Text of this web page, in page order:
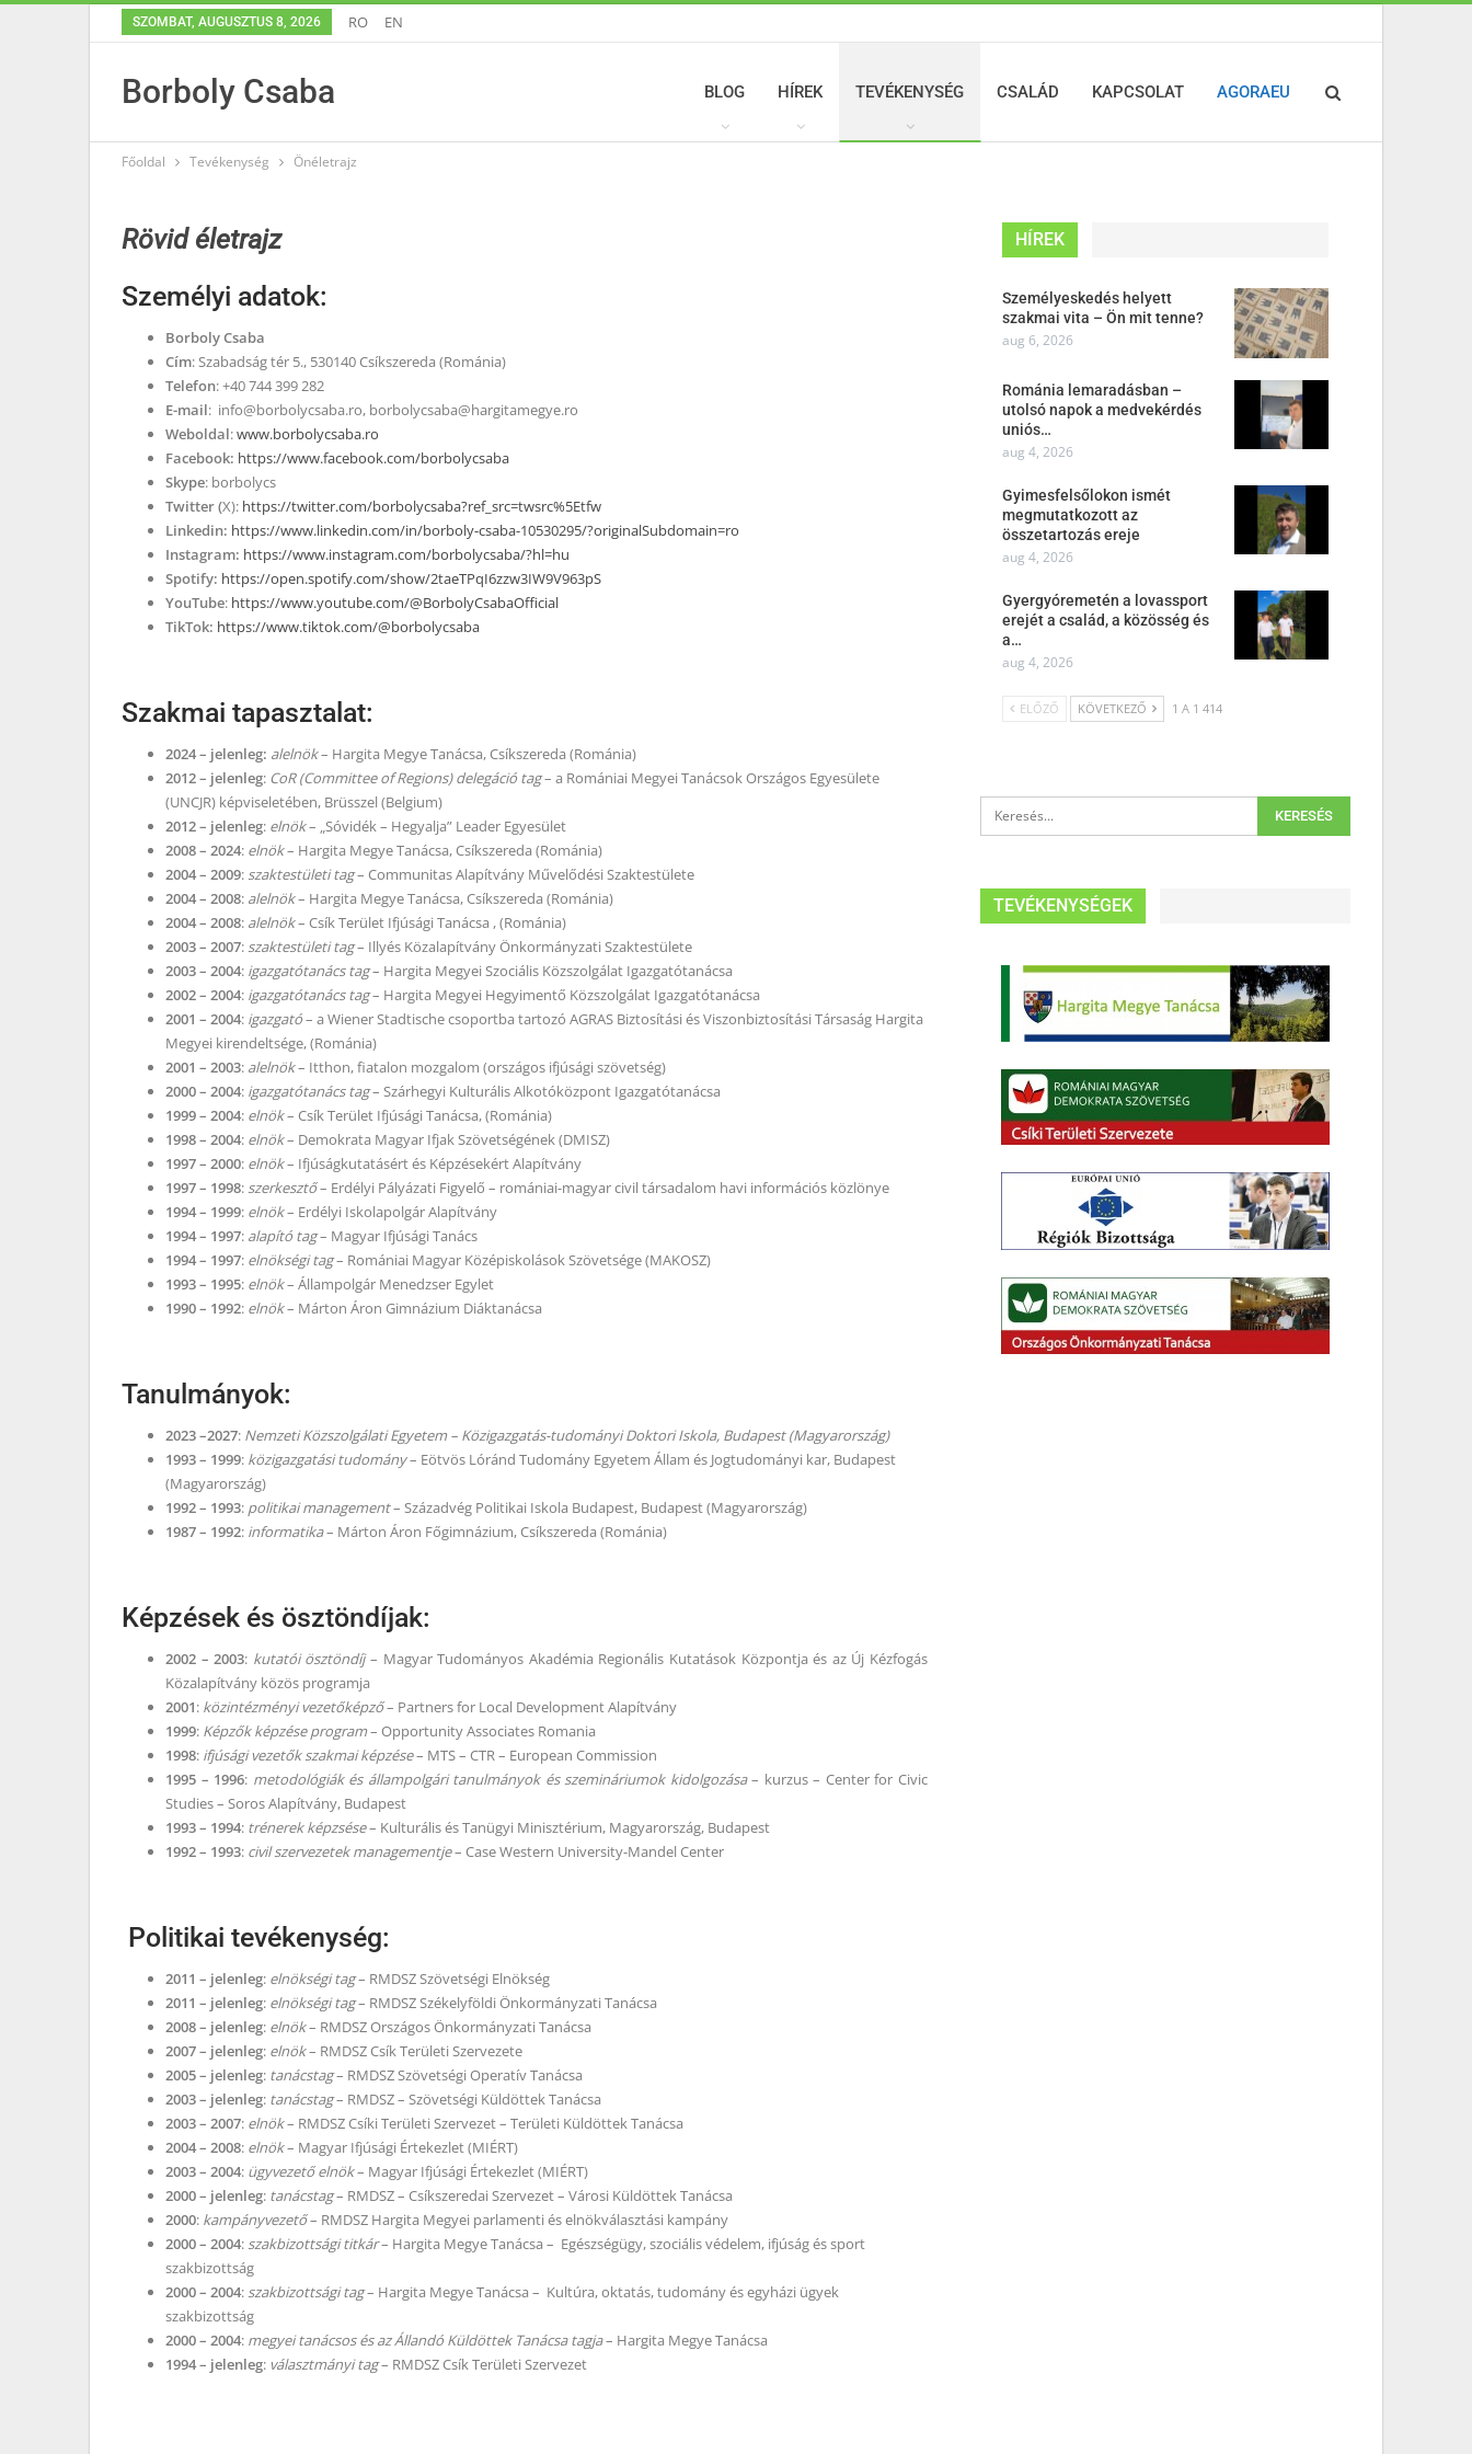
SZOMBAT, AUGUSZTUS 8, 2026 RO EN
Borboly Csaba BLOG HÍREK TEVÉKENYSÉG CSALÁD KAPCSOLAT AGORAEU
Főoldal Tevékenység Önéletrajz
Rövid életrajz
Személyi adatok:
Borboly Csaba
Cím: Szabadság tér 5., 530140 Csíkszereda (Románia)
Telefon: +40 744 399 282
E-mail: info@borbolycsaba.ro, borbolycsaba@hargitamegye.ro
Weboldal:www.borbolycsaba.ro
Facebook: https://www.facebook.com/borbolycsaba
Skype: borbolycs
Twitter (X): https://twitter.com/borbolycsaba?ref_src=twsrc%5Etfw
Linkedin: https://www.linkedin.com/in/borboly-csaba-10530295/?originalSubdomain=ro
Instagram: https://www.instagram.com/borbolycsaba/?hl=hu
Spotify: https://open.spotify.com/show/2taeTPqI6zzw3IW9V963pS
YouTube: https://www.youtube.com/@BorbolyCsabaOfficial
TikTok: https://www.tiktok.com/@borbolycsaba
Szakmai tapasztalat:
2024 – jelenleg: alelnök– Hargita Megye Tanácsa, Csíkszereda (Románia)
2012 – jelenleg: CoR (Committee of Regions) delegáció tag– a Romániai Megyei Tanácsok Országos Egyesülete
(UNCJR) képviseletében, Brüsszel (Belgium)
2012 – jelenleg: elnök– „Sóvidék – Hegyalja” Leader Egyesület
2008 – 2024: elnök– Hargita Megye Tanácsa, Csíkszereda (Románia)
2004 – 2009: szaktestületi tag– Communitas Alapítvány Művelődési Szaktestülete
2004 – 2008: alelnök– Hargita Megye Tanácsa, Csíkszereda (Románia)
2004 – 2008: alelnök– Csík Terület Ifjúsági Tanácsa , (Románia)
2003 – 2007: szaktestületi tag– Illyés Közalapítvány Önkormányzati Szaktestülete
2003 – 2004: igazgatótanács tag– Hargita Megyei Szociális Közszolgálat Igazgatótanácsa
2002 – 2004: igazgatótanács tag– Hargita Megyei Hegyimentő Közszolgálat Igazgatótanácsa
2001 – 2004: igazgató– a Wiener Stadtische csoportba tartozó AGRAS Biztosítási és Viszonbiztosítási Társaság Hargita
Megyei kirendeltsége, (Románia)
2001 – 2003: alelnök– Itthon, fiatalon mozgalom (országos ifjúsági szövetség)
2000 – 2004: igazgatótanács tag– Szárhegyi Kulturális Alkotóközpont Igazgatótanácsa
1999 – 2004: elnök– Csík Terület Ifjúsági Tanácsa, (Románia)
1998 – 2004: elnök– Demokrata Magyar Ifjak Szövetségének (DMISZ)
1997 – 2000: elnök– Ifjúságkutatásért és Képzésekért Alapítvány
1997 – 1998: szerkesztő– Erdélyi Pályázati Figyelő – romániai-magyar civil társadalom havi információs közlönye
1994 – 1999: elnök– Erdélyi Iskolapolgár Alapítvány
1994 – 1997: alapító tag– Magyar Ifjúsági Tanács
1994 – 1997: elnökségi tag– Romániai Magyar Középiskolások Szövetsége (MAKOSZ)
1993 – 1995: elnök– Állampolgár Menedzser Egylet
1990 – 1992: elnök– Márton Áron Gimnázium Diáktanácsa
Tanulmányok:
2023 –2027: Nemzeti Közszolgálati Egyetem – Közigazgatás-tudományi Doktori Iskola, Budapest (Magyarország)
1993 – 1999: közigazgatási tudomány– Eötvös Lóránd Tudomány Egyetem Állam és Jogtudományi kar, Budapest
(Magyarország)
1992 – 1993: politikai management– Századvég Politikai Iskola Budapest, Budapest (Magyarország)
1987 – 1992: informatika– Márton Áron Főgimnázium, Csíkszereda (Románia)
Képzések és ösztöndíjak:
2002 – 2003: kutatói ösztöndíj– Magyar Tudományos Akadémia Regionális Kutatások Központja és az Új Kézfogás
Közalapítvány közös programja
2001: közintézményi vezetőképző– Partners for Local Development Alapítvány
1999: Képzők képzése program– Opportunity Associates Romania
1998: ifjúsági vezetők szakmai képzése– MTS – CTR – European Commission
1995 – 1996: metodológiák és állampolgári tanulmányok és szemináriumok kidolgozása– kurzus – Center for Civic
Studies – Soros Alapítvány, Budapest
1993 – 1994: trénerek képzsése– Kulturális és Tanügyi Minisztérium, Magyarország, Budapest
1992 – 1993: civil szervezetek managementje– Case Western University-Mandel Center
Politikai tevékenység:
2011 – jelenleg: elnökségi tag– RMDSZ Szövetségi Elnökség
2011 – jelenleg: elnökségi tag– RMDSZ Székelyföldi Önkormányzati Tanácsa
2008 – jelenleg: elnök– RMDSZ Országos Önkormányzati Tanácsa
2007 – jelenleg: elnök– RMDSZ Csík Területi Szervezete
2005 – jelenleg: tanácstag– RMDSZ Szövetségi Operatív Tanácsa
2003 – jelenleg: tanácstag– RMDSZ – Szövetségi Küldöttek Tanácsa
2003 – 2007: elnök– RMDSZ Csíki Területi Szervezet – Területi Küldöttek Tanácsa
2004 – 2008: elnök– Magyar Ifjúsági Értekezlet (MIÉRT)
2003 – 2004: ügyvezető elnök– Magyar Ifjúsági Értekezlet (MIÉRT)
2000 – jelenleg: tanácstag– RMDSZ – Csíkszeredai Szervezet – Városi Küldöttek Tanácsa
2000: kampányvezető– RMDSZ Hargita Megyei parlamenti és elnökválasztási kampány
2000 – 2004: szakbizottsági titkár– Hargita Megye Tanácsa – Egészségügy, szociális védelem, ifjúság és sport
szakbizottság
2000 – 2004: szakbizottsági tag– Hargita Megye Tanácsa – Kultúra, oktatás, tudomány és egyházi ügyek
szakbizottság
2000 – 2004: megyei tanácsos és az Állandó Küldöttek Tanácsa tagja– Hargita Megye Tanácsa
1994 – jelenleg: választmányi tag– RMDSZ Csík Területi Szervezet
HÍREK
Személyeskedés helyett
szakmai vita – Ön mit tenne?
aug 6, 2026
Románia lemaradásban –
utolsó napok a medvekérdés
uniós…
aug 4, 2026
Gyimesfelsőlokon ismét
megmutatkozott az
összetartozás ereje
aug 4, 2026
Gyergyóremetén a lovassport
erejét a család, a közösség és
a…
aug 4, 2026
ELŐZŐ KÖVETKEZŐ 1 A 1 414
TEVÉKENYSÉGEK